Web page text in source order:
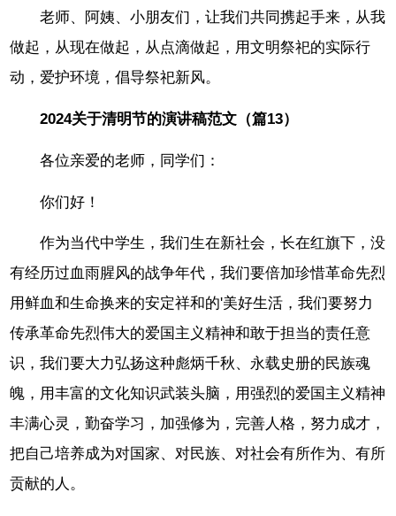
老师、阿姨、小朋友们，让我们共同携起手来，从我
做起，从现在做起，从点滴做起，用文明祭祀的实际行
动，爱护环境，倡导祭祀新风。
2024关于清明节的演讲稿范文（篇13）
各位亲爱的老师，同学们：
你们好！
作为当代中学生，我们生在新社会，长在红旗下，没
有经历过血雨腥风的战争年代，我们要倍加珍惜革命先烈
用鲜血和生命换来的安定祥和的'美好生活，我们要努力
传承革命先烈伟大的爱国主义精神和敢于担当的责任意
识，我们要大力弘扬这种彪炳千秋、永载史册的民族魂
魄，用丰富的文化知识武装头脑，用强烈的爱国主义精神
丰满心灵，勤奋学习，加强修为，完善人格，努力成才，
把自己培养成为对国家、对民族、对社会有所作为、有所
贡献的人。